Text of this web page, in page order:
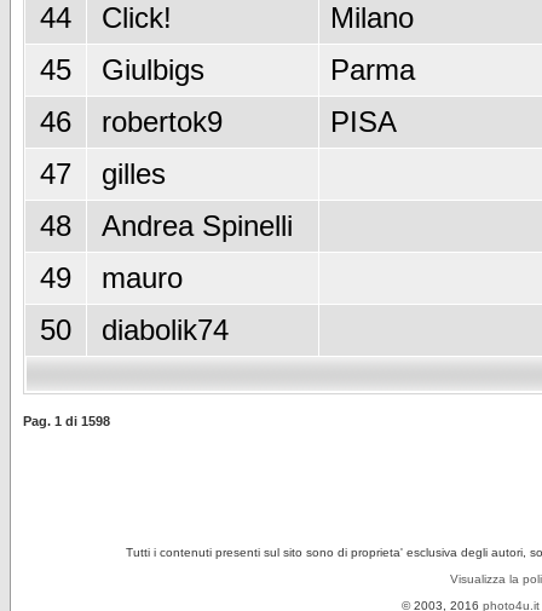
44
Click!
Milano
45
Giulbigs
Parma
46
robertok9
PISA
47
gilles
48
Andrea Spinelli
49
mauro
50
diabolik74
Pag. 1 di 1598
Tutti i contenuti presenti sul sito sono di proprieta' esclusiva degli autori,
Visualizza la
© 2003, 2016 photo4u.it